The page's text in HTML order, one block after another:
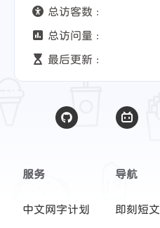
总访客数 :
总访问量 :
最后更新 :
服务
中文网字计划
导航
即刻短文